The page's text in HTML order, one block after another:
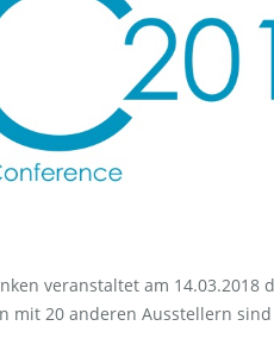
veranstaltet am 14.03.2018
mit 20 anderen Ausstellern